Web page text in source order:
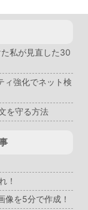
私が見直した30
ィ強化でネット検
を守る方法
！
像を5分で作成！